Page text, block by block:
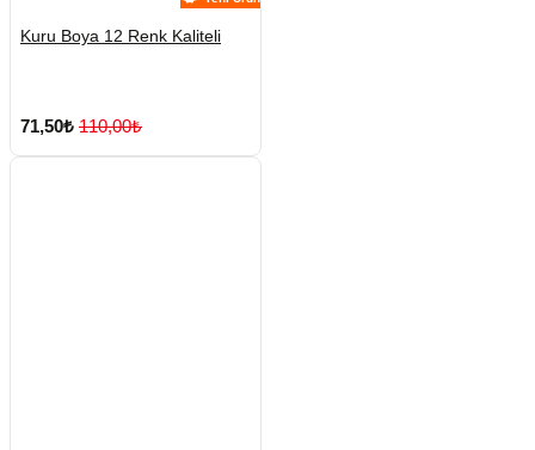
Kuru Boya 12 Renk Kaliteli
71,50₺ 110,00₺